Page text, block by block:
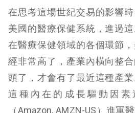
在思考這場世紀交易的影響
美國的醫療保健系統，進過
在醫療保健領域的各個環節
經非常高了，產業內橫向整
頭了，才會有了最近這種產
這種內在的成長驅動因素
（Amazon, AMZN-US）進軍